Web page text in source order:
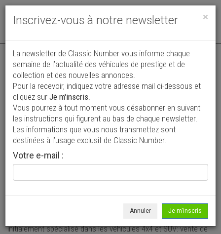
Toggle
JF-Autos
VAUCLUSE (84) - Jonquières (84150)
88 avenue de la Libération
Fondé en 1993 par Jean-François Gros, JF Auto s’est
initialement spécialisé dans les véhicules 4x4 et SUV: vente de
×
Inscrivez-vous à notre newsletter
La newsletter de Classic Number vous informe chaque
semaine de l’actualité des véhicules de prestige et de
collection et des nouvelles annonces.
Pour la recevoir, indiquez votre adresse mail ci-dessous et
cliquez sur Je m'inscris.
Vous pourrez à tout moment vous désabonner en suivant
les instructions qui figurent au bas de chaque newsletter.
Les informations que vous nous transmettez sont
destinées à l’usage exclusif de Classic Number.
Votre e-mail :
Annuler Je m'inscris